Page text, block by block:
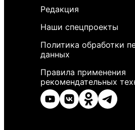
Редакция
Наши спецпроекты
Политика обработки
данных
Правила применения
рекомендательных